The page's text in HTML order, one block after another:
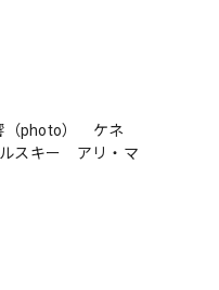
（photo） ケネ
スキー アリ・マ